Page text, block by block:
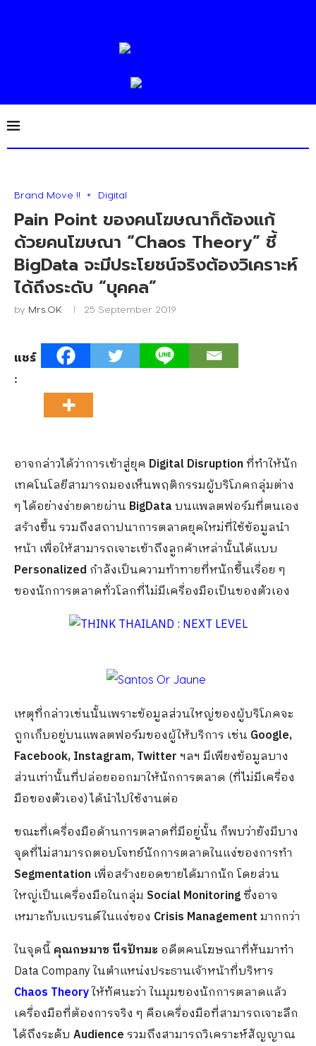
Brand Move !! Digital
Pain Point ของคนโฆษณาก็ต้องแก้
ด้วยคนโฆษณา “Chaos Theory” ชี้
BigData จะมีประโยชน์จริงต้องวิเคราะห์
ได้ถึงระดับ “บุคคล”
by Mrs.OK 25 September 2019
แชร์
:
อาจกล่าวได้ว่าการเข้าสู่ยุค Digital Disruptionที่ทำให้นัก
เทคโนโลยีสามารถมองเห็นพฤติกรรมผู้บริโภคกลุ่มต่าง
ๆ ได้อย่างง่ายดายผ่าน BigDataบนแพลตฟอร์มที่ตนเอง
สร้างขึ้น รวมถึงสถาปนาการตลาดยุคใหม่ที่ใช้ข้อมูลนำ
หน้า เพื่อให้สามารถเจาะเข้าถึงลูกค้าเหล่านั้นได้แบบ
Personalized กำลังเป็นความท้าทายที่หนักขึ้นเรื่อย ๆ
ของนักการตลาดทั่วโลกที่ไม่มีเครื่องมือเป็นของตัวเอง
เหตุที่กล่าวเช่นนั้นเพราะข้อมูลส่วนใหญ่ของผู้บริโภคจะ
ถูกเก็บอยู่บนแพลตฟอร์มของผู้ให้บริการ เช่น Google,
Facebook, Instagram, Twitterฯลฯ มีเพียงข้อมูลบาง
ส่วนเท่านั้นที่ปล่อยออกมาให้นักการตลาด (ที่ไม่มีเครื่อง
มือของตัวเอง) ได้นำไปใช้งานต่อ
ขณะที่เครื่องมือด้านการตลาดที่มีอยู่นั้น ก็พบว่ายังมีบาง
จุดที่ไม่สามารถตอบโจทย์นักการตลาดในแง่ของการทำ
Segmentationเพื่อสร้างยอดขายได้มากนัก โดยส่วน
ใหญ่เป็นเครื่องมือในกลุ่ม Social Monitoringซึ่งอาจ
เหมาะกับแบรนด์ในแง่ของ Crisis Managementมากกว่า
ในจุดนี้ คุณกษมาช นีรปัทมะ อดีตคนโฆษณาที่หันมาทำ
Data Company ในตำแหน่งประธานเจ้าหน้าที่บริหาร
Chaos Theoryให้ทัศนะว่า ในมุมของนักการตลาดแล้ว
เครื่องมือที่ต้องการจริง ๆ คือเครื่องมือที่สามารถเจาะลึก
ได้ถึงระดับ Audienceรวมถึงสามารถวิเคราะห์สัญญาณ